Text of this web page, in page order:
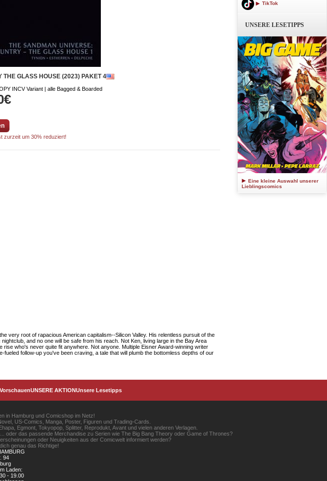
GLASS HOUSE (2023) PAKET 4
INCV Variant | alle Bagged & Boarded
zurzeit um 30% reduziert!
very root of rapacious American capitalism--Silicon Valley. His relentless pursuit of the
and no one will be safe from his reach. Not Ken, living large in the Bay Area
who's never quite fit anywhere. Not anyone. Multiple Eisner Award-winning writer
follow-up you've been craving, a tale that will plumb the bottomless depths of our
TikTok
UNSERE LESETIPPS
Eine kleine Auswahl unserer
Lieblingscomics
VorschauenUNSERE AKTIONUnsere Lesetipps
in Hamburg und Comicshop im Netz!
US-Comics, Manga, Poster, Figuren und Trading-Cards.
Egmont, Tokyopop, Splitter, Reprodukt, Avant und vielen anderen Verlagen.
oder das passende Merchandise zu Serien wie The Big Bang Theory oder Game of Thrones?
oder Neuigkeiten aus der Comicwelt informiert werden?
genau das Richtige!
94
Laden:
- 19.00